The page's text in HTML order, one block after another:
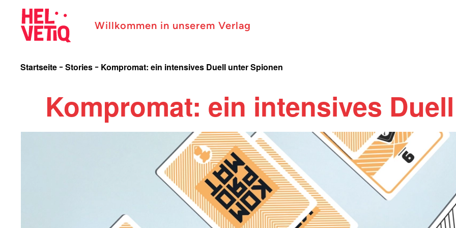
Willkommen in unserem Verlag
Startseite Stories Kompromat: ein intensives Duell unter Spionen
Kompromat: ein intensives